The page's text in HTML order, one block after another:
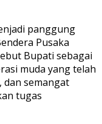
panggung
Pusaka
Bupati sebagai
muda yang telah
dan semangat
tugas